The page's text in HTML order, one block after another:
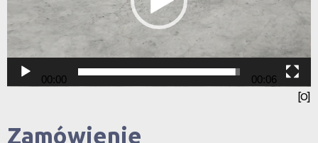
00:00
00:06
[O]
Zamówienie